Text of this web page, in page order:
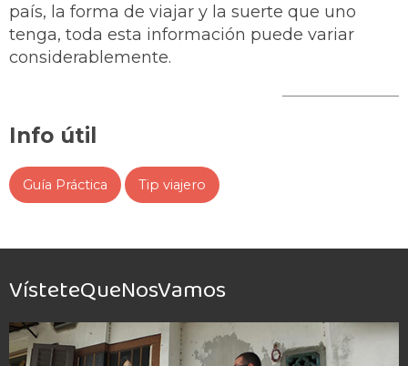
país, la forma de viajar y la suerte que uno
tenga, toda esta información puede variar
considerablemente.
Info útil
Guía Práctica Tip viajero
VísteteQueNosVamos